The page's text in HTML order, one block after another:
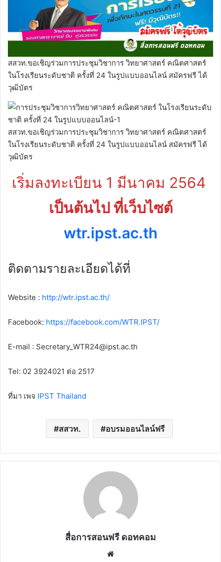
สสวท.ขอเชิญร่วมการประชุมวิชาการ วิทยาศาสตร์ คณิตศาสตร์
ในโรงเรียนระดับชาติ ครั้งที่ 24 ในรูปแบบออนไลน์ สมัครฟรี ได้
วุฒิบัตร
สสวท.ขอเชิญร่วมการประชุมวิชาการ วิทยาศาสตร์ คณิตศาสตร์
ในโรงเรียนระดับชาติ ครั้งที่ 24 ในรูปแบบออนไลน์ สมัครฟรี ได้
วุฒิบัตร
เริ่มลงทะเบียน 1 มีนาคม 2564
เป็นต้นไป ที่เว็บไซต์
wtr.ipst.ac.th
ติดตามรายละเอียดได้ที่
Website : http://wtr.ipst.ac.th/
Facebook: https://facebook.com/WTR.IPST/
E-mail : Secretary_WTR24@ipst.ac.th
Tel: 02 3924021 ต่อ 2517
ที่มา เพจ IPST Thailand
สสวท. อบรมออนไลน์ฟรี
สื่อการสอนฟรี ดอทคอม